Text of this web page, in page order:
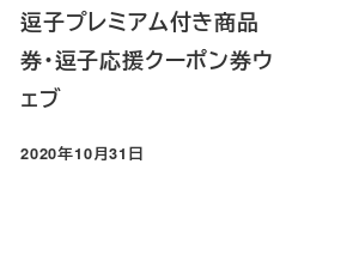
逗子プレミアム付き商品
券・逗子応援クーポン券ウ
ェブ
投稿日
2020年10月31日